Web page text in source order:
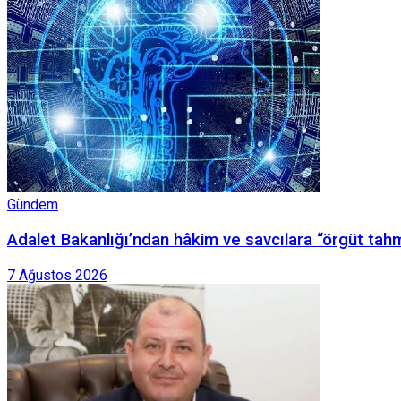
Gündem
Adalet Bakanlığı’ndan hâkim ve savcılara “örgüt
7 Ağustos 2026